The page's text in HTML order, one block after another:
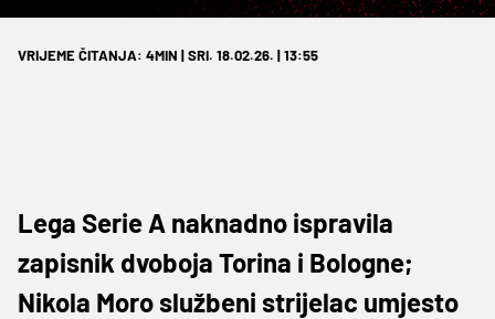
VRIJEME ČITANJA: 4MIN | SRI. 18.02.26. | 13:55
Lega Serie A naknadno ispravila
zapisnik dvoboja Torina i Bologne;
Nikola Moro službeni strijelac umjesto